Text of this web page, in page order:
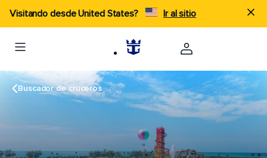
Visitando desde United States? Ir al sitio
Buscador de cruceros